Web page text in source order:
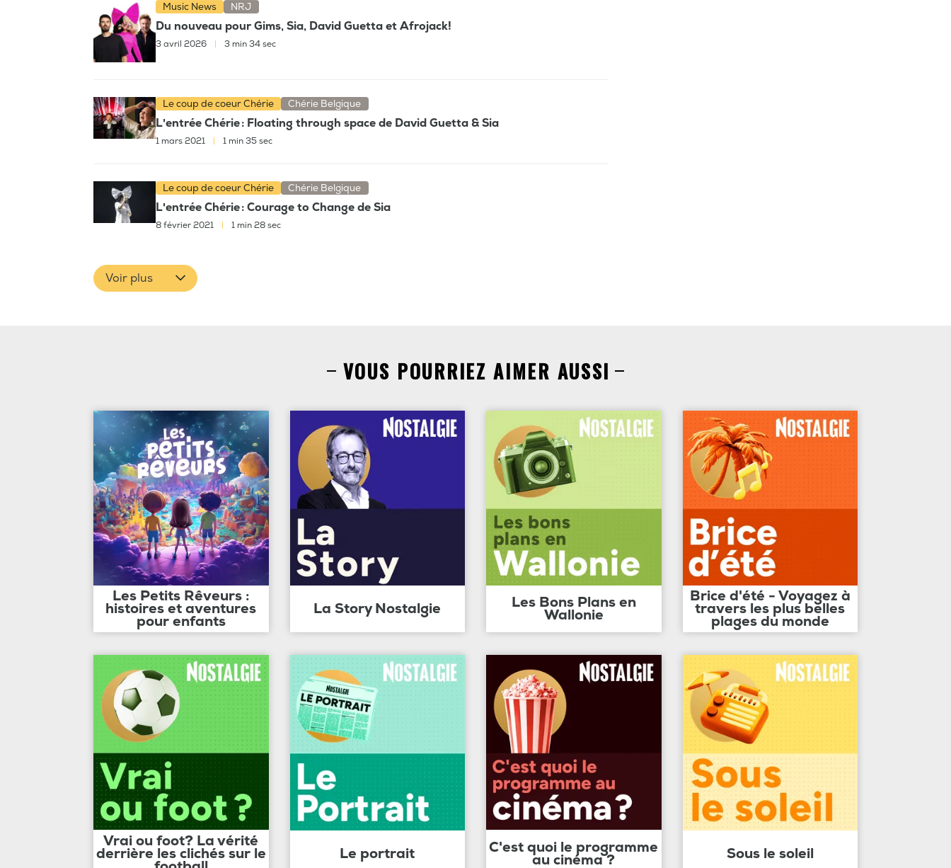
Music News NRJ
Du nouveau pour Gims, Sia, David Guetta et Afrojack!
3 avril 2026 3 min 34 sec
Le coup de coeur Chérie Chérie Belgique
L'entrée Chérie : Floating through space de David Guetta & Sia
1 mars 2021 1 min 35 sec
Le coup de coeur Chérie Chérie Belgique
L'entrée Chérie : Courage to Change de Sia
8 février 2021 | 1 min 28 sec
Voir plus
VOUS POURRIEZ AIMER AUSSI
Les Petits Rêveurs :
histoires et aventures
pour enfants
La Story Nostalgie Les Bons Plans en
Wallonie
Brice d'été - Voyagez à
travers les plus belles
plages du monde
Vrai ou foot? La vérité
derrière les clichés sur le Le portrait C'est quoi le programme
au cinéma ? Sous le soleil